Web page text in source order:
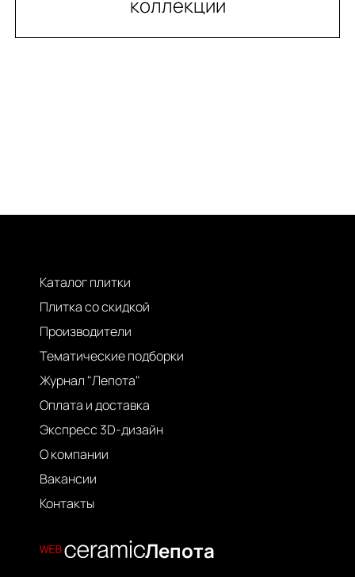
коллекции
Каталог плитки
Плитка со скидкой
Производители
Тематические подборки
Журнал "Лепота"
Оплата и доставка
Экспресс 3D-дизайн
О компании
Вакансии
Контакты
Лепота